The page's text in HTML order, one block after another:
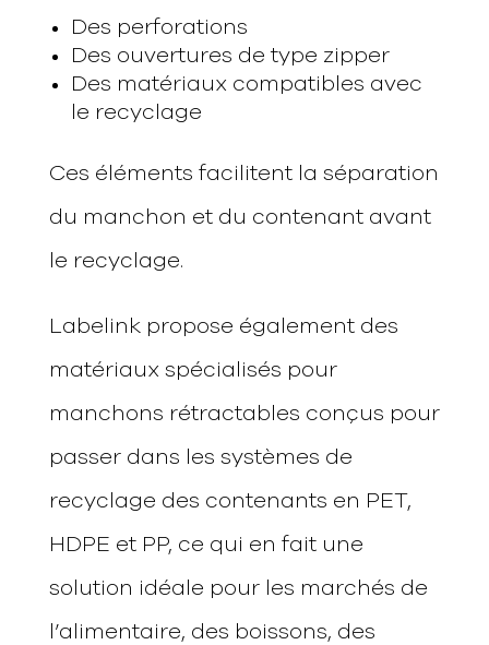
Des perforations
Des ouvertures de type zipper
Des matériaux compatibles avec
le recyclage
Ces éléments facilitent la séparation
du manchon et du contenant avant
le recyclage.
Labelink propose également des
matériaux spécialisés pour
manchons rétractables conçus pour
passer dans les systèmes de
recyclage des contenants en PET,
HDPE et PP, ce qui en fait une
solution idéale pour les marchés de
l’alimentaire, des boissons, des